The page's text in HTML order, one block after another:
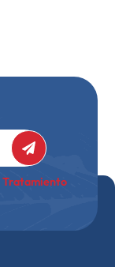
Tratamiento